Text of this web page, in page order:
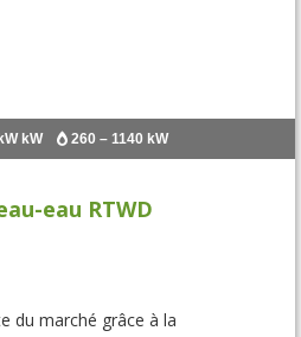
kW 260 – 1140 kW
eau RTWD
du marché grâce à la